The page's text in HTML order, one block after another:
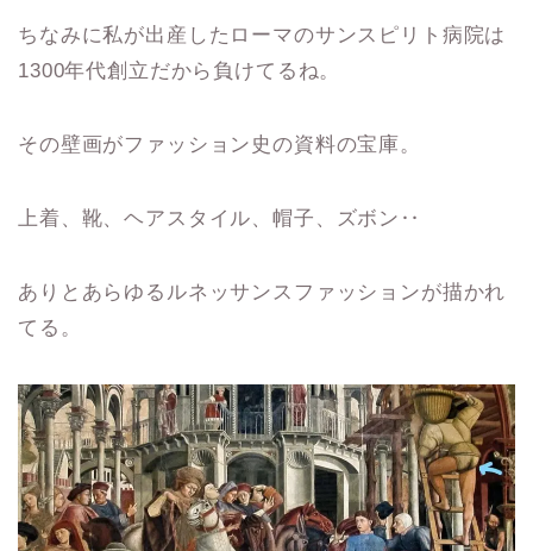
ちなみに私が出産したローマのサンスピリト病院は
1300年代創立だから負けてるね。
その壁画がファッション史の資料の宝庫。
上着、靴、ヘアスタイル、帽子、ズボン‥
ありとあらゆるルネッサンスファッションが描かれ
てる。